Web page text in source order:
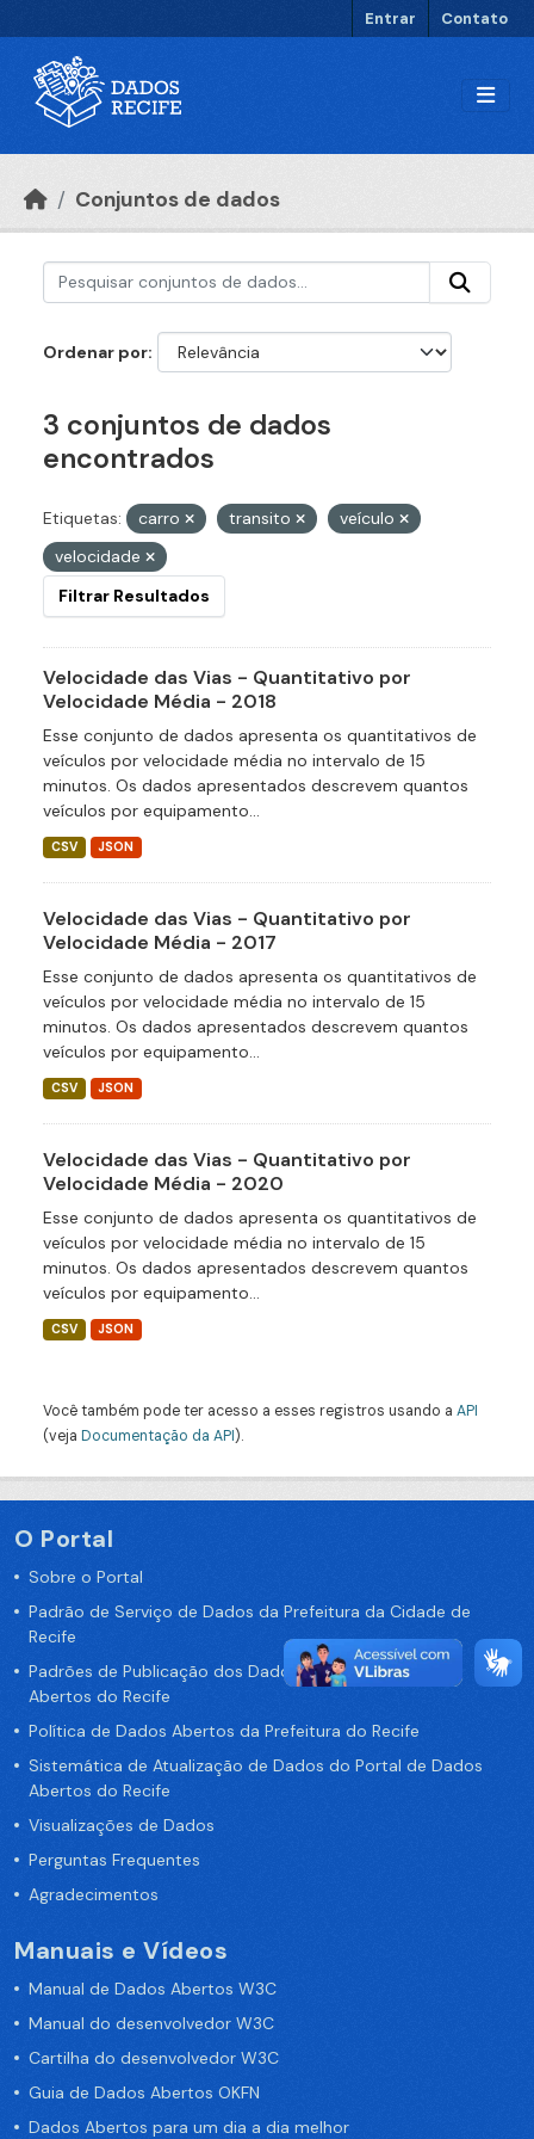
Entrar Contato
Conjuntos de dados
Ordenar por
3 conjuntos de dados
encontrados
Etiquetas: carro transito
veículo
velocidade
Filtrar Resultados
Velocidade das Vias - Quantitativo por
Velocidade Média - 2018
Esse conjunto de dados apresenta os quantitativos de
veículos por velocidade média no intervalo de 15
minutos. Os dados apresentados descrevem quantos
veículos por equipamento...
CSV JSON
Velocidade das Vias - Quantitativo por
Velocidade Média - 2017
Esse conjunto de dados apresenta os quantitativos de
veículos por velocidade média no intervalo de 15
minutos. Os dados apresentados descrevem quantos
veículos por equipamento...
CSV JSON
Velocidade das Vias - Quantitativo por
Velocidade Média - 2020
Esse conjunto de dados apresenta os quantitativos de
veículos por velocidade média no intervalo de 15
minutos. Os dados apresentados descrevem quantos
veículos por equipamento...
CSV JSON
Você também pode ter acesso a esses registros usando a API
(veja Documentação da API).
O Portal
Sobre o Portal
Padrão de Serviço de Dados da Prefeitura da Cidade de
Recife
Padrões de Publicação dos Dados no Portal de Dados
Abertos do Recife
Política de Dados Abertos da Prefeitura do Recife
Sistemática de Atualização de Dados do Portal de Dados
Abertos do Recife
Visualizações de Dados
Perguntas Frequentes
Agradecimentos
Manuais e Vídeos
Manual de Dados Abertos W3C
Manual do desenvolvedor W3C
Cartilha do desenvolvedor W3C
Guia de Dados Abertos OKFN
Dados Abertos para um dia a dia melhor